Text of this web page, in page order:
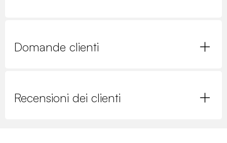
Domande clienti
Recensioni dei clienti